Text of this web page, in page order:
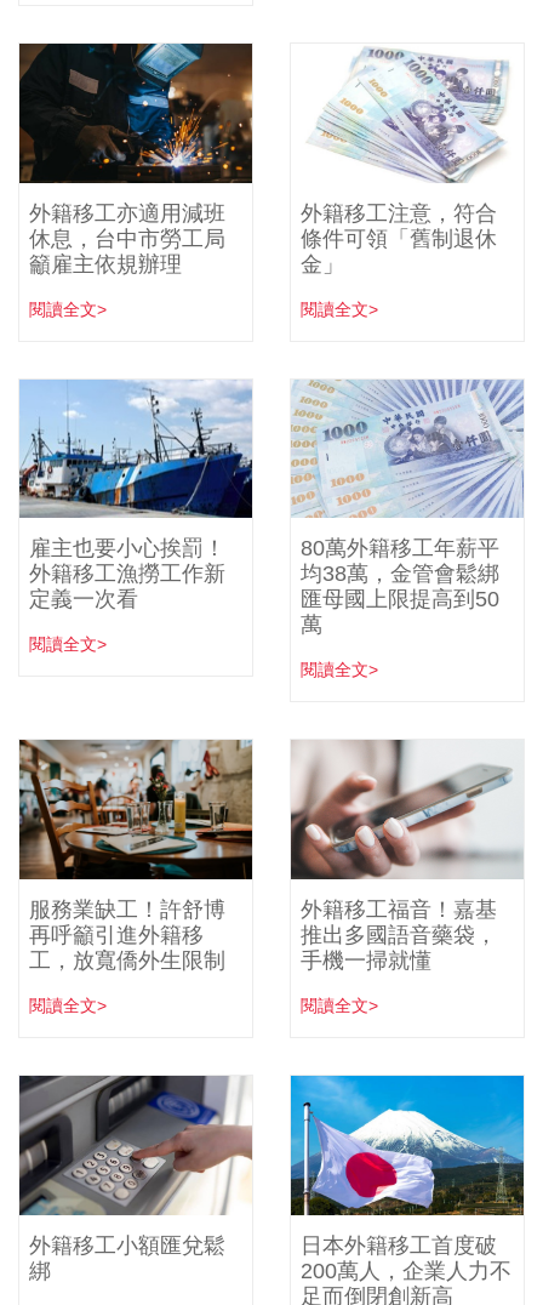
外籍移工亦適用減班
休息，台中市勞工局
籲雇主依規辦理
閱讀全文>
外籍移工注意，符合
條件可領「舊制退休
金」
閱讀全文>
雇主也要小心挨罰！
外籍移工漁撈工作新
定義一次看
閱讀全文>
80萬外籍移工年薪平
均38萬，金管會鬆綁
匯母國上限提高到50
萬
閱讀全文>
服務業缺工！許舒博
再呼籲引進外籍移
工，放寬僑外生限制
閱讀全文>
外籍移工福音！嘉基
推出多國語音藥袋，
手機一掃就懂
閱讀全文>
外籍移工小額匯兌鬆
綁
日本外籍移工首度破
200萬人，企業人力不
足而倒閉創新高